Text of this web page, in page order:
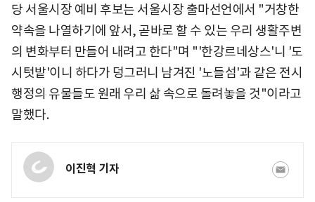
당 서울시장 예비 후보는 서울시장 출마선언에서 "거창한
약속을 나열하기에 앞서, 곧바로 할 수 있는 우리 생활주변
의 변화부터 만들어 내려고 한다"며 "'한강르네상스'니 '도
시텃밭'이니 하다가 덩그러니 남겨진 '노들섬'과 같은 전시
행정의 유물들도 원래 우리 삶 속으로 돌려놓을 것"이라고
말했다.
이진혁 기자